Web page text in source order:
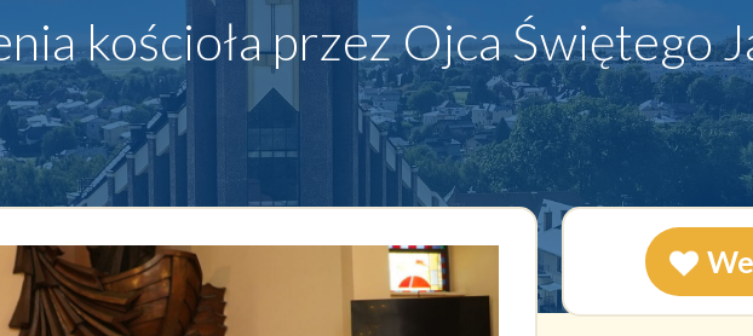
kościoła przez Ojca Świętego